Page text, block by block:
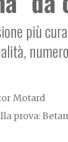
più
Motard
prova: